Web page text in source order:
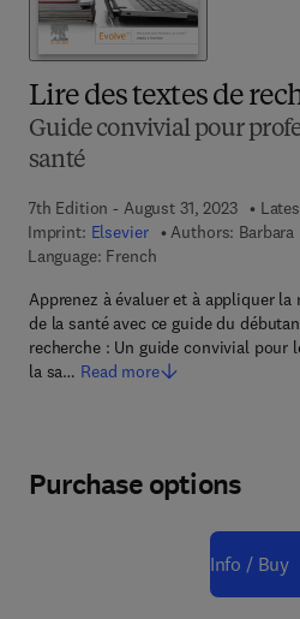
Lire des textes de
Guide convivial pour
santé
7th Edition - August 31, 2023
Imprint: Elsevier Authors:
Language: French
Apprenez à évaluer et à appliquer la
de la santé avec ce guide du
recherche : Un guide convivial pour
la sa… Read more
Purchase options
Info / Buy